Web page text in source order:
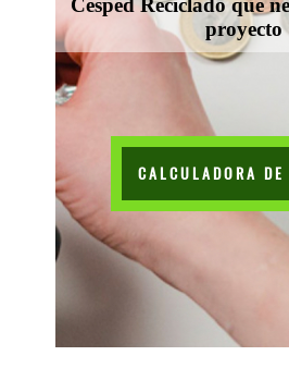
Césped Reciclado que
proyecto
CALCULADORA